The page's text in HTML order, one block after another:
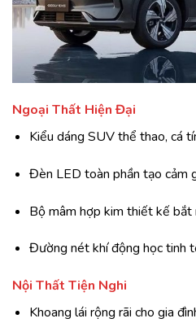
Ngoại Thất Hiện Đại
Kiểu dáng SUV thể thao, cá
Đèn LED toàn phần tạo cảm
Bộ mâm hợp kim thiết kế bắt
Đường nét khí động học tinh
Nội Thất Tiện Nghi
Khoang lái rộng rãi cho gia